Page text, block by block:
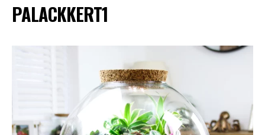
PALACKKERT1